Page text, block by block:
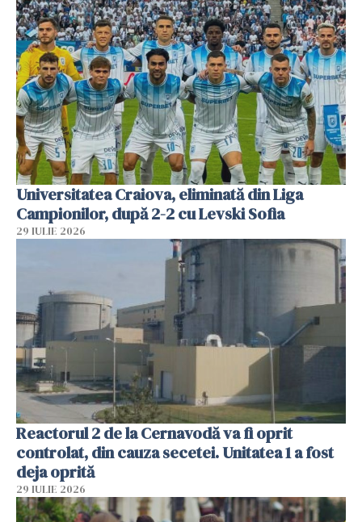
Universitatea Craiova, eliminată din Liga
Campionilor, după 2-2 cu Levski Sofia
29 IULIE 2026
Reactorul 2 de la Cernavodă va fi oprit
controlat, din cauza secetei. Unitatea 1 a fost
deja oprită
29 IULIE 2026